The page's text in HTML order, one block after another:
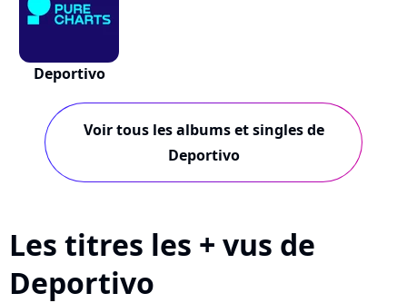
Deportivo
Voir tous les albums et singles de
Deportivo
Les titres les + vus de
Deportivo